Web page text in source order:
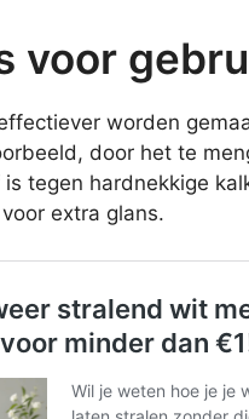
voor
worden
door het te
tegen hardnekkige
extra glans.